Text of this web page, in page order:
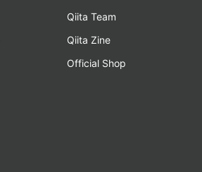
Qiita Team
Qiita Zine
Official Shop